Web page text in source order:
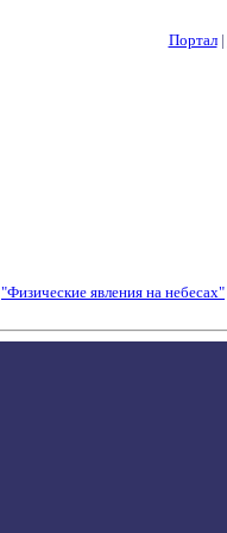
Портал|
"Физические явления на небесах"